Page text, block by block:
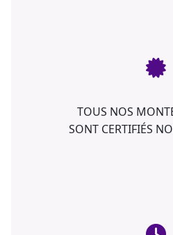
TOUS NOS
SONT CERTIFIÉS